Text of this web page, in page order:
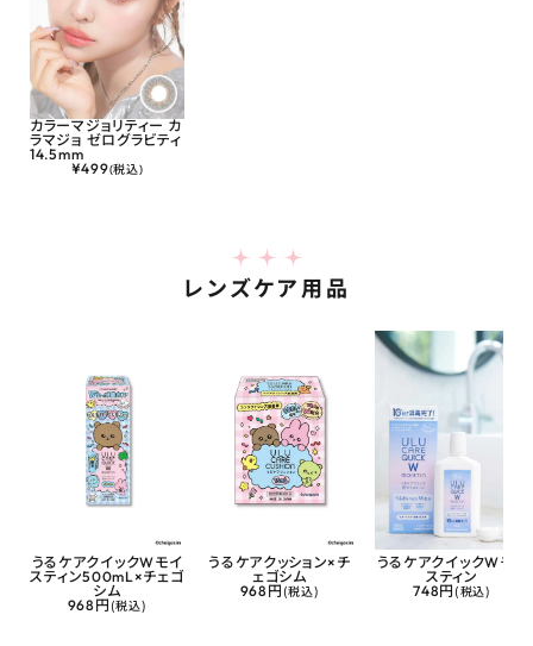
カラーマジョリティー カ
ラマジョ ゼログラビティ
14.5mm
¥499(税込)
レンズケア用品
うるケアクイックWモイ
スティン500mL×チェゴ
シム
968円 (税込)
うるケアクッション×チ
ェゴシム
968円 (税込)
うるケアクイックWモイ
スティン
748円 (税込)